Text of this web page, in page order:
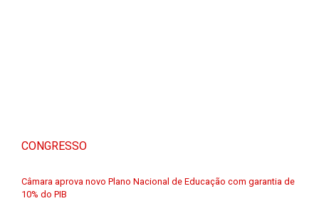
CONGRESSO
Câmara aprova novo Plano Nacional de Educação com garantia de
10% do PIB